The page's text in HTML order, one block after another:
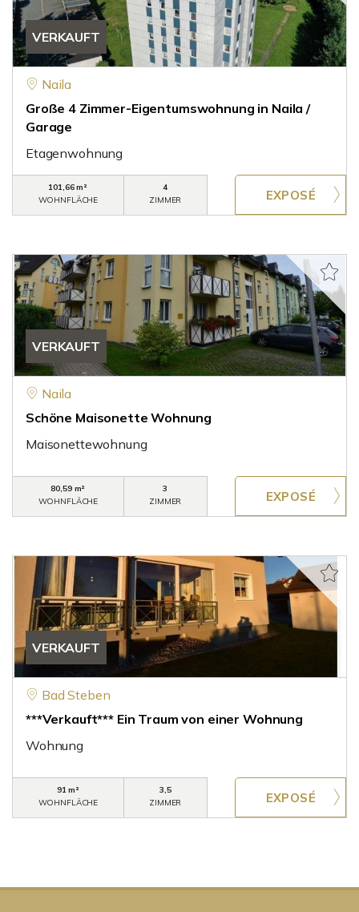
VERKAUFT
Naila
Große 4 Zimmer-Eigentumswohnung in Naila /
Garage
Etagenwohnung
101,66 m²
WOHNFLÄCHE
4
ZIMMER
VERKAUFT
Naila
Schöne Maisonette Wohnung
Maisonettewohnung
80,59 m²
WOHNFLÄCHE
3
ZIMMER
VERKAUFT
Bad Steben
***Verkauft*** Ein Traum von einer Wohnung
Wohnung
91 m²
WOHNFLÄCHE
3,5
ZIMMER